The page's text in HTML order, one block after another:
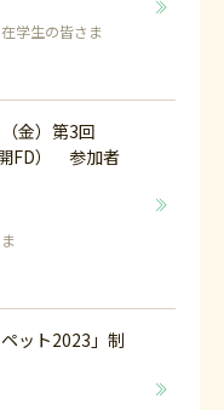
在学生の皆さま
金）第3回
FD） 参加者
ット2023」制